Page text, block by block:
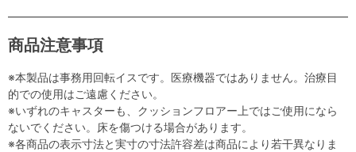
商品注意事項
※本製品は事務用回転イスです。医療機器ではありません。治療目
的での使用はご遠慮ください。
※いずれのキャスターも、クッションフロアー上ではご使用になら
ないでください。床を傷つける場合があります。
※各商品の表示寸法と実寸の寸法許容差は商品により若干異なりま